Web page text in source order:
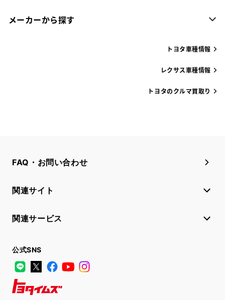
メーカーから探す
トヨタ車種情報
レクサス車種情報
トヨタのクルマ買取り
FAQ・お問い合わせ
関連サイト
関連サービス
公式SNS
LINE
X FacebookYouTube